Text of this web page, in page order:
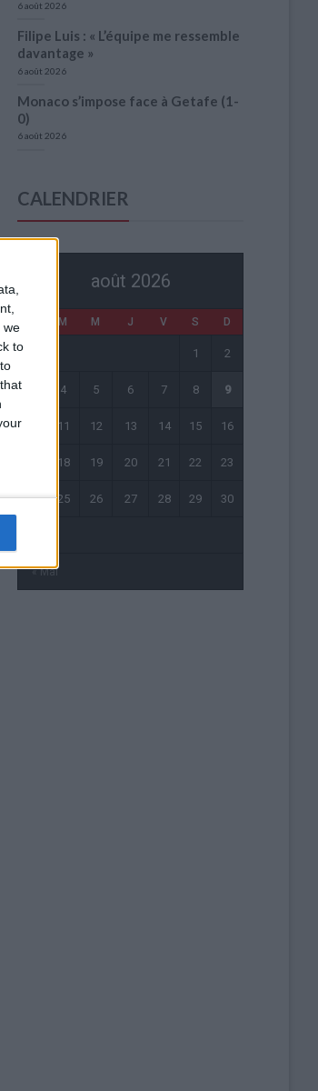
we
to
6 août 2026
Filipe Luis : « L’équipe me ressemble
davantage »
6 août 2026
Monaco s’impose face à Getafe (1-
0)
6 août 2026
CALENDRIER
août 2026
M M J V S D
« Mai
1 2
4 5 6 7 8 9
11 12 13 14 15 16
18 19 20 21 22 23
24 25 26 27 28 29 30